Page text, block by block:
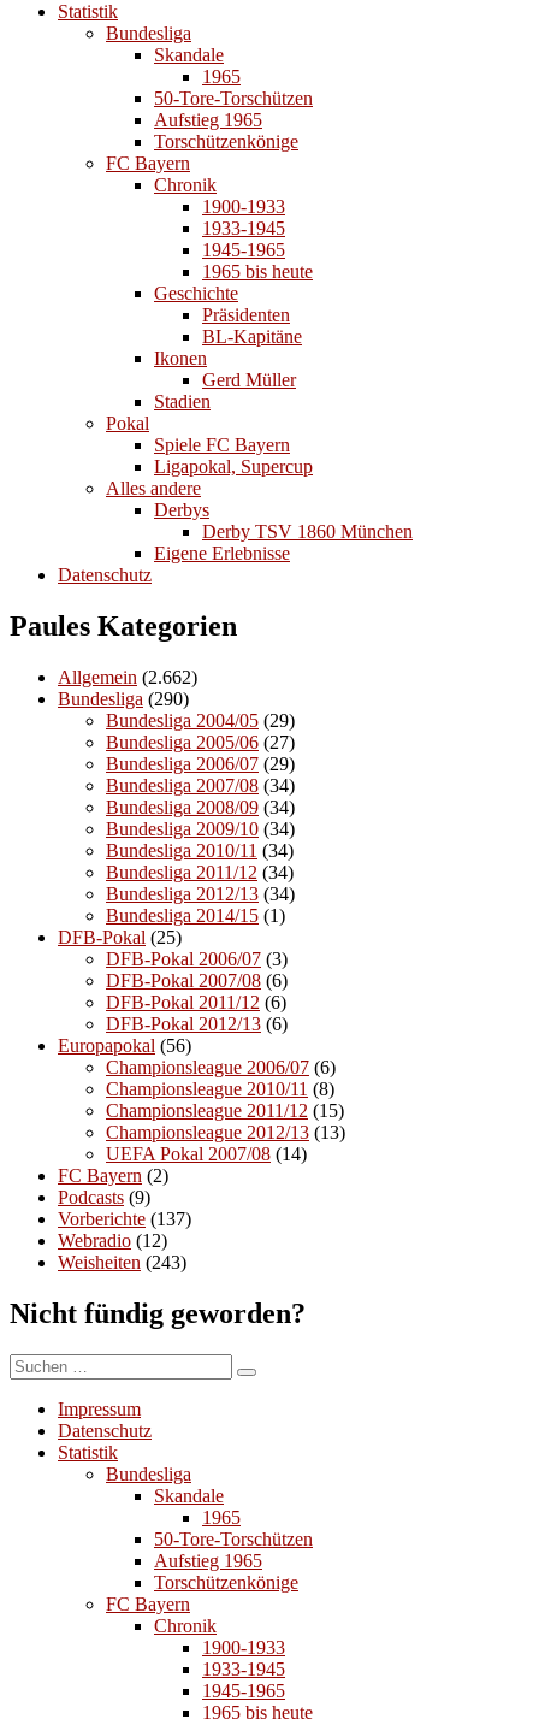
Statistik
Bundesliga
Skandale
1965
50-Tore-Torschützen
Aufstieg 1965
Torschützenkönige
FC Bayern
Chronik
1900-1933
1933-1945
1945-1965
1965 bis heute
Geschichte
Präsidenten
BL-Kapitäne
Ikonen
Gerd Müller
Stadien
Pokal
Spiele FC Bayern
Ligapokal, Supercup
Alles andere
Derbys
Derby TSV 1860 München
Eigene Erlebnisse
Datenschutz
Paules Kategorien
Allgemein (2.662)
Bundesliga (290)
Bundesliga 2004/05 (29)
Bundesliga 2005/06 (27)
Bundesliga 2006/07 (29)
Bundesliga 2007/08 (34)
Bundesliga 2008/09 (34)
Bundesliga 2009/10 (34)
Bundesliga 2010/11 (34)
Bundesliga 2011/12 (34)
Bundesliga 2012/13 (34)
Bundesliga 2014/15 (1)
DFB-Pokal (25)
DFB-Pokal 2006/07 (3)
DFB-Pokal 2007/08 (6)
DFB-Pokal 2011/12 (6)
DFB-Pokal 2012/13 (6)
Europapokal (56)
Championsleague 2006/07 (6)
Championsleague 2010/11 (8)
Championsleague 2011/12 (15)
Championsleague 2012/13 (13)
UEFA Pokal 2007/08 (14)
FC Bayern (2)
Podcasts (9)
Vorberichte (137)
Webradio (12)
Weisheiten (243)
Nicht fündig geworden?
Suchen
nach:
Suchen
Impressum
Datenschutz
Statistik
Bundesliga
Skandale
1965
50-Tore-Torschützen
Aufstieg 1965
Torschützenkönige
FC Bayern
Chronik
1900-1933
1933-1945
1945-1965
1965 bis heute